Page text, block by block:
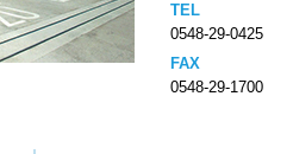
TEL
0548-29-0425
FAX
0548-29-1700